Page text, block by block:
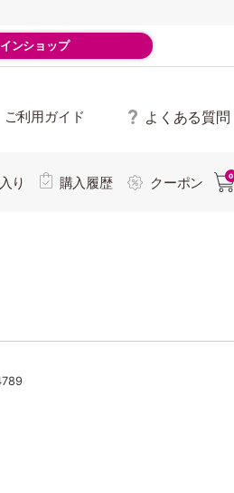
ンショップ
ご利用ガイド よくある質問
り 購入履歴 クーポン 0